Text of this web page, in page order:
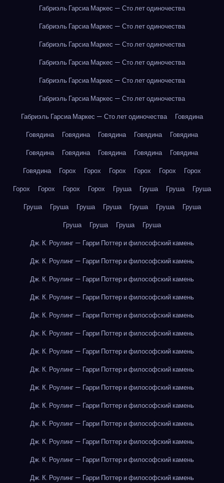
Габриэль Гарсиа Маркес — Сто лет одиночества
Габриэль Гарсиа Маркес — Сто лет одиночества
Габриэль Гарсиа Маркес — Сто лет одиночества
Габриэль Гарсиа Маркес — Сто лет одиночества
Габриэль Гарсиа Маркес — Сто лет одиночества
Габриэль Гарсиа Маркес — Сто лет одиночества
Габриэль Гарсиа Маркес — Сто лет одиночества
Говядина
Говядина
Говядина Говядина Говядина
Говядина
Говядина
Говядина Говядина Говядина
Говядина
Говядина
Горох Горох Горох Горох Горох
Горох
Горох
Горох Горох Горох Груша Груша Груша
Груша
Груша
Груша Груша Груша Груша Груша
Груша
Груша
Груша Груша
Груша
Дж. К. Роулинг — Гарри Поттер и философский камень
Дж. К. Роулинг — Гарри Поттер и философский камень
Дж. К. Роулинг — Гарри Поттер и философский камень
Дж. К. Роулинг — Гарри Поттер и философский камень
Дж. К. Роулинг — Гарри Поттер и философский камень
Дж. К. Роулинг — Гарри Поттер и философский камень
Дж. К. Роулинг — Гарри Поттер и философский камень
Дж. К. Роулинг — Гарри Поттер и философский камень
Дж. К. Роулинг — Гарри Поттер и философский камень
Дж. К. Роулинг — Гарри Поттер и философский камень
Дж. К. Роулинг — Гарри Поттер и философский камень
Дж. К. Роулинг — Гарри Поттер и философский камень
Дж. К. Роулинг — Гарри Поттер и философский камень
Дж. К. Роулинг — Гарри Поттер и философский камень